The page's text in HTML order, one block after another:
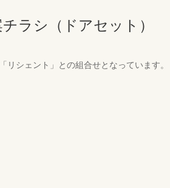
ラシ（ドアセット）
シェント」との組合せとなっています。